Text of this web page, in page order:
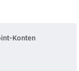
Konten